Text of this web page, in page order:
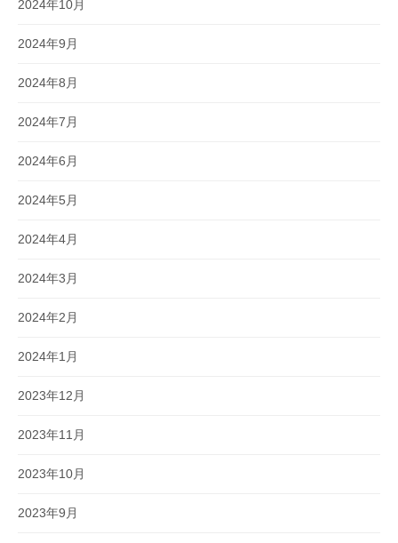
2024年10月
2024年9月
2024年8月
2024年7月
2024年6月
2024年5月
2024年4月
2024年3月
2024年2月
2024年1月
2023年12月
2023年11月
2023年10月
2023年9月